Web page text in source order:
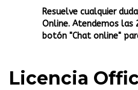
Resuelve cualquier
Online. Atendemos las
botón "Chat online"
Licencia